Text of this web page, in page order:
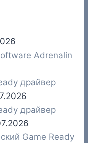
Adrenalin
драйвер
драйвер
Game Ready